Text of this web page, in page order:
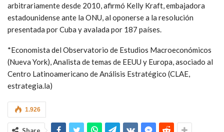
Israel. Ucrania y Moldavia se abstuvieron. En 2016
Washington se abstuvo de votar en contra, en un contexto de
Trump dio marcha atrás a ese histórico acercamiento y sigue
aumentando la presión con sanciones que han provocado una
crisis de energía y combustible.
los derechos humanos de su propio pueblo y donde más de 50
mil activistas, periodistas y líderes sociales han sido arrestados
arbitrariamente desde 2010, afirmó Kelly Kraft, embajadora